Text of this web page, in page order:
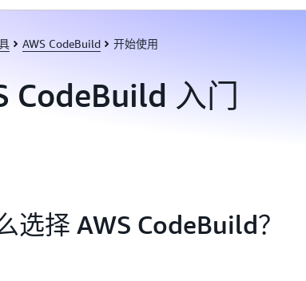
AWS CodeBuild 开始使用
CodeBuild 入门
选择 AWS CodeBuild？